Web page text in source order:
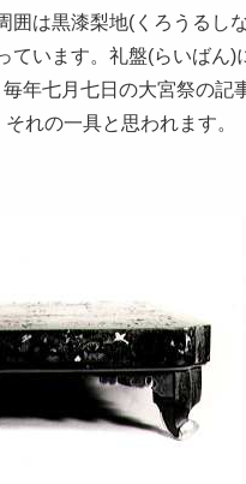
は黒漆梨地(くろうるし
います。礼盤(らいばん)
年七月七日の大宮祭の記
れの一具と思われます。